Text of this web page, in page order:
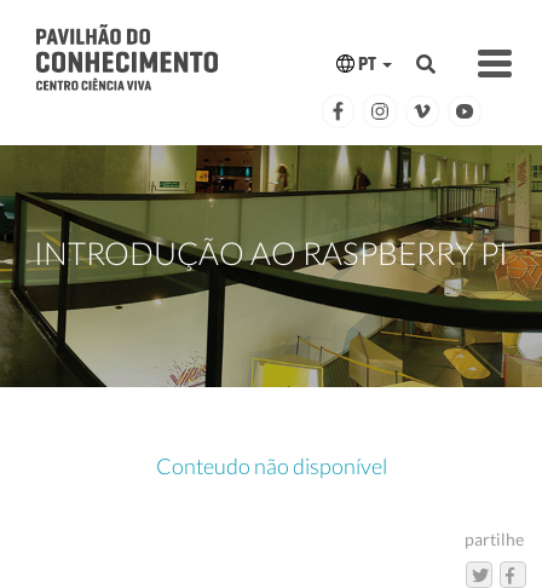
PT
INTRODUÇÃO AO RASPBERRY PI
Conteudo não disponível
partilhe